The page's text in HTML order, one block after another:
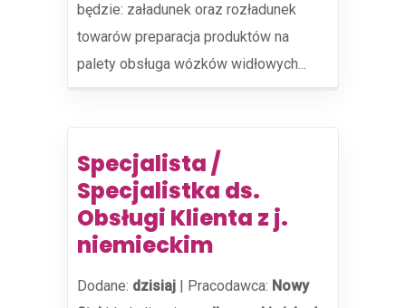
będzie: załadunek oraz rozładunek
towarów preparacja produktów na
palety obsługa wózków widłowych...
Specjalista /
Specjalistka ds.
Obsługi Klienta z j.
niemieckim
Dodane: dzisiaj | Pracodawca: Nowy